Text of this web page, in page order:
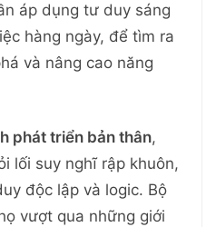
áp dụng tư duy sáng
hàng ngày, để tìm ra
và nâng cao năng
phát triển bản thân,
lối suy nghĩ rập khuôn,
độc lập và logic. Bộ
vượt qua những giới